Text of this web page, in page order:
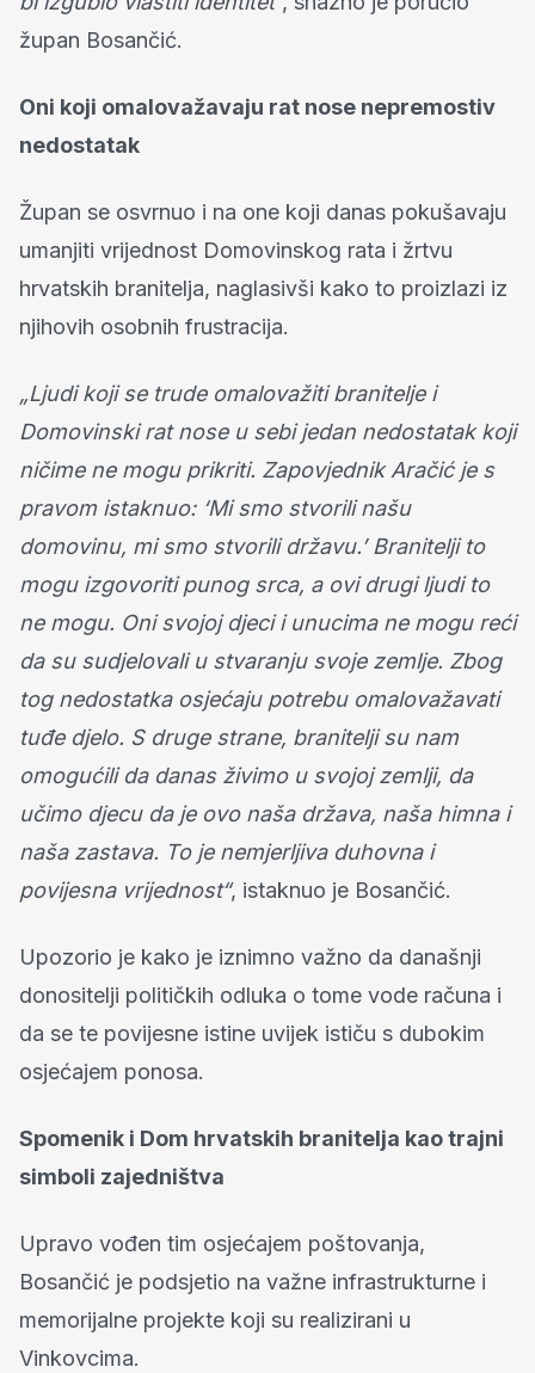
župan Bosančić.
Oni koji omalovažavaju rat nose nepremostiv
nedostatak
Župan se osvrnuo i na one koji danas pokušavaju
umanjiti vrijednost Domovinskog rata i žrtvu
hrvatskih branitelja, naglasivši kako to proizlazi iz
njihovih osobnih frustracija.
„Ljudi koji se trude omalovažiti branitelje i
Domovinski rat nose u sebi jedan nedostatak koji
ničime ne mogu prikriti. Zapovjednik Aračić je s
pravom istaknuo: ‘Mi smo stvorili našu
domovinu, mi smo stvorili državu.’ Branitelji to
mogu izgovoriti punog srca, a ovi drugi ljudi to
ne mogu. Oni svojoj djeci i unucima ne mogu reći
da su sudjelovali u stvaranju svoje zemlje. Zbog
tog nedostatka osjećaju potrebu omalovažavati
tuđe djelo. S druge strane, branitelji su nam
omogućili da danas živimo u svojoj zemlji, da
učimo djecu da je ovo naša država, naša himna i
naša zastava. To je nemjerljiva duhovna i
povijesna vrijednost“, istaknuo je Bosančić.
Upozorio je kako je iznimno važno da današnji
donositelji političkih odluka o tome vode računa i
da se te povijesne istine uvijek ističu s dubokim
osjećajem ponosa.
Spomenik i Dom hrvatskih branitelja kao trajni
simboli zajedništva
Upravo vođen tim osjećajem poštovanja,
Bosančić je podsjetio na važne infrastrukturne i
memorijalne projekte koji su realizirani u
Vinkovcima.